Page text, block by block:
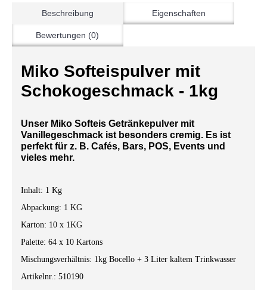
Beschreibung Eigenschaften
Bewertungen (0)
Miko Softeispulver mit
Schokogeschmack - 1kg
Unser Miko Softeis Getränkepulver mit
Vanillegeschmack ist besonders cremig. Es ist
perfekt für z. B. Cafés, Bars, POS, Events und
vieles mehr.
Inhalt: 1 Kg
Abpackung: 1 KG
Karton: 10 x 1KG
Palette: 64 x 10 Kartons
Mischungsverhältnis: 1kg Bocello + 3 Liter kaltem Trinkwasser
Artikelnr.: 510190